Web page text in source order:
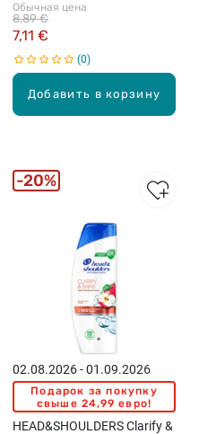
Добавить в корзину
перхоти, 400мл
Обычная цена
7,11 €
8,89 €
0
02.08.2026 - 01.09.2026
Подарок за покупку
свыше 24,99 евро!
HEAD&SHOULDERS Clarify &
20%